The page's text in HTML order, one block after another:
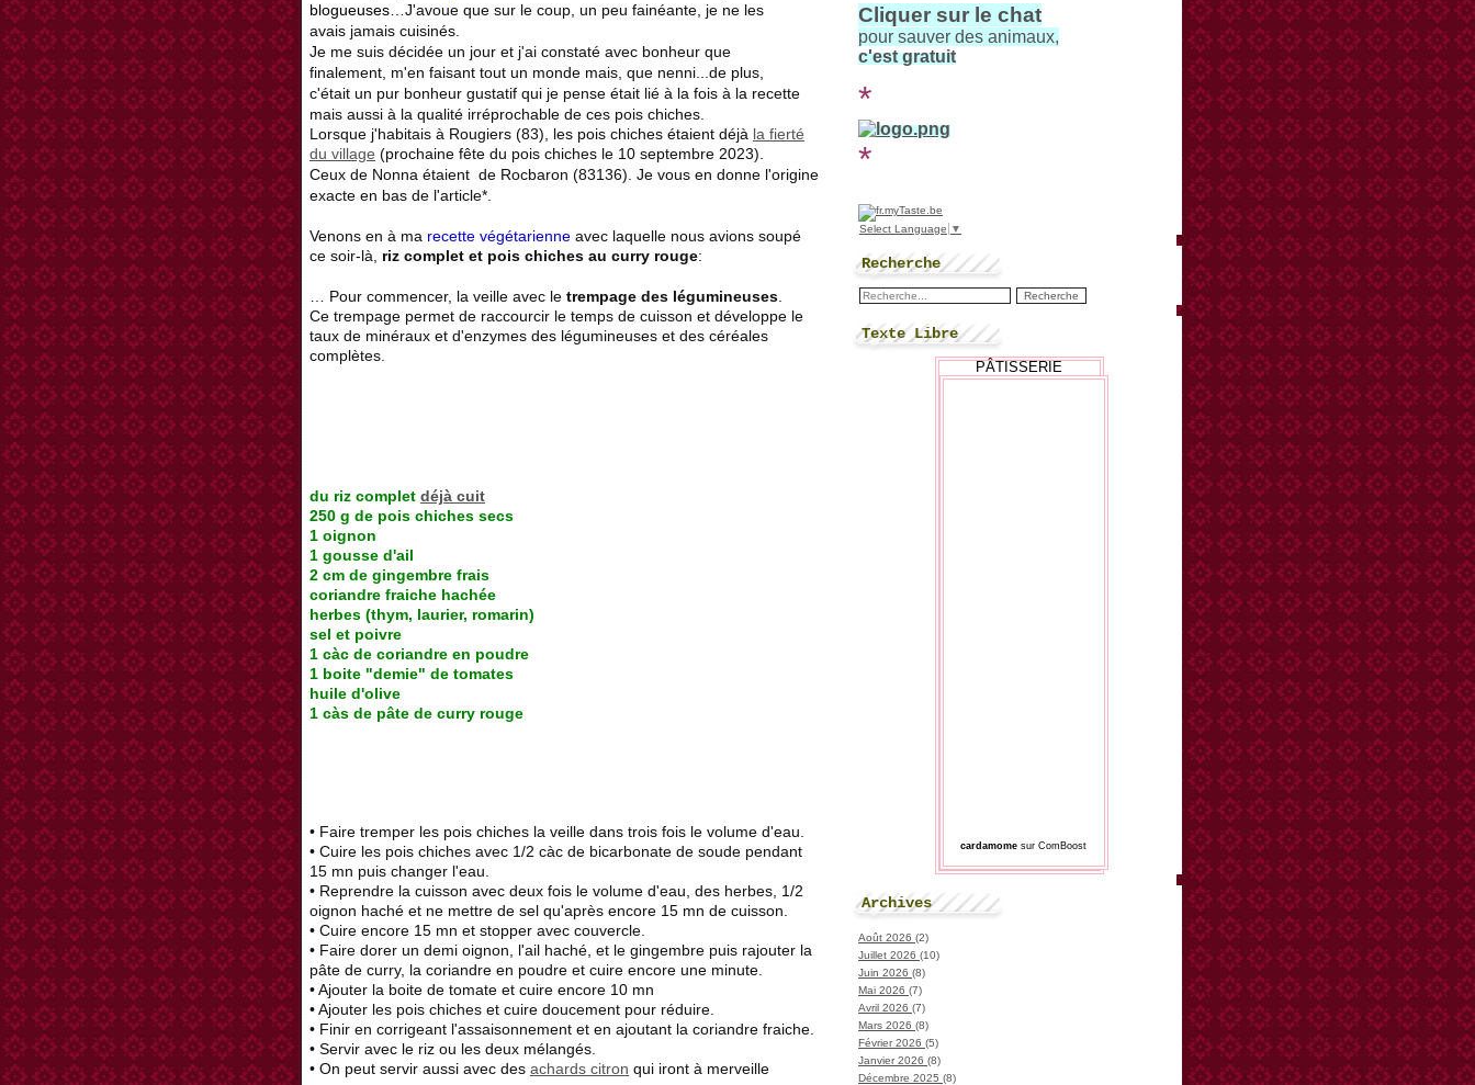
blogueuses …J'avoue que sur le coup, un peu fainéante, je ne les
avais jamais cuisinés.
Je me suis décidée un jour et j'ai constaté avec bonheur que
finalement, m'en faisant tout un monde mais, que nenni...de plus,
c'était un pur bonheur gustatif qui je pense était lié à la fois à la recette
mais aussi à la qualité irréprochable de ces pois chiches.
Lorsque j'habitais à Rougiers (83), les pois chiches étaient déjà la fierté
du village (prochaine fête du pois chiches le 10 septembre 2023).
Ceux de Nonna étaient de Rocbaron (83136). Je vous en donne l'origine
exacte en bas de l'article*.
Venons en à ma recette végétarienne avec laquelle nous avions soupé
ce soir-là, riz complet et pois chiches au curry rouge:
Pour commencer, la veille avec le trempage des légumineuses
Ce trempage permet de raccourcir le temps de cuisson et développe le
taux de minéraux et d'enzymes des légumineuses et des céréales
complètes.
du riz complet déjà cuit
250 g de pois chiches secs
1 oignon
1 gousse d'ail
2 cm de gingembre frais
coriandre fraiche hachée
herbes (thym, laurier, romarin)
sel et poivre
1 càc de coriandre en poudre
1 boite "demie" de tomates
huile d'olive
1 càs de pâte de curry rouge
• Faire tremper les pois chiches la veille dans trois fois le volume d'eau.
• Cuire les pois chiches avec 1/2 càc de bicarbonate de soude pendant
15 mn puis changer l'eau.
• Reprendre la cuisson avec deux fois le volume d'eau, des herbes, 1/2
oignon haché et ne mettre de sel qu'après encore 15 mn de cuisson.
• Cuire encore 15 mn et stopper avec couvercle.
• Faire dorer un demi oignon, l'ail haché, et le gingembre puis rajouter la
pâte de curry, la coriandre en poudre et cuire encore une minute.
• Ajouter la boite de tomate et cuire encore 10 mn
• Ajouter les pois chiches et cuire doucement pour réduire.
• Finir en corrigeant l'assaisonnement et en ajoutant la coriandre fraiche.
• Servir avec le riz ou les deux mélangés.
• On peut servir aussi avec des achards citron qui iront à merveille
Cliquer sur le chat
pour sauver des animaux,
c'est gratuit
*
*
Select Language ▼
Recherche
Texte Libre
PÂTISSERIE
cardamome sur ComBoost
Archives
Août 2026 (2)
Juillet 2026 (10)
Juin 2026 (8)
Mai 2026 (7)
Avril 2026 (7)
Mars 2026 (8)
Février 2026 (5)
Janvier 2026 (8)
Décembre 2025 (8)